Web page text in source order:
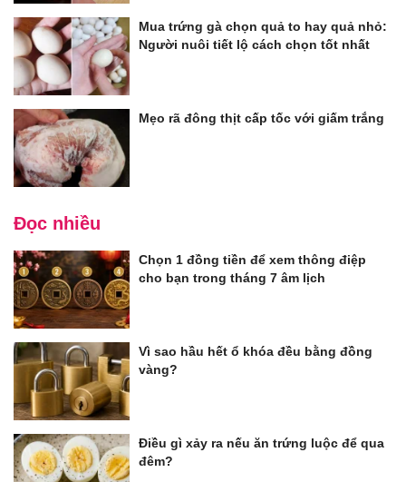
Mua trứng gà chọn quả to hay quả nhỏ:
Người nuôi tiết lộ cách chọn tốt nhất
Mẹo rã đông thịt cấp tốc với giấm trắng
Đọc nhiều
Chọn 1 đồng tiền để xem thông điệp
cho bạn trong tháng 7 âm lịch
Vì sao hầu hết ổ khóa đều bằng đồng
vàng?
Điều gì xảy ra nếu ăn trứng luộc để qua
đêm?